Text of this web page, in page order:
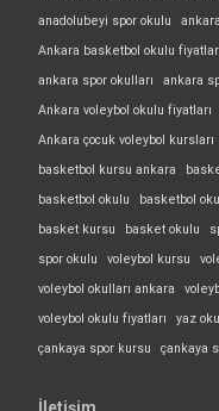
anadolubeyi spor okulu
ankara
Ankara basketbol okulu
ankara spor okulları
ankara
Ankara voleybol okulu fiyatları
Ankara çocuk voleybol kursları
basketbol kursu ankara
basketbol okulu
basketbol
basket kursu
basket okulu
spor okulu
voleybol kursu
voleybol okulları ankara
voleybol okulu fiyatları
yaz
çankaya spor kursu
çankaya